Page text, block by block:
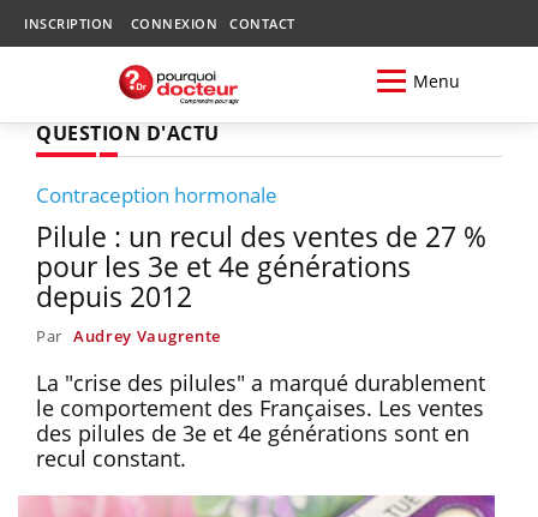
INSCRIPTION CONNEXION CONTACT
Menu
QUESTION D'ACTU
Contraception hormonale
Pilule : un recul des ventes de 27 %
pour les 3e et 4e générations
depuis 2012
Par Audrey Vaugrente
La "crise des pilules" a marqué durablement
le comportement des Françaises. Les ventes
des pilules de 3e et 4e générations sont en
recul constant.